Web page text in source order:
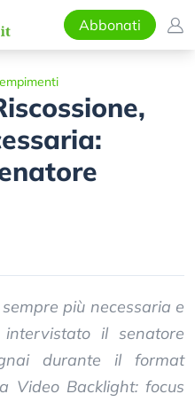
Abbonati
più necessaria e
il senatore
durante il format
Video Backlight: focus